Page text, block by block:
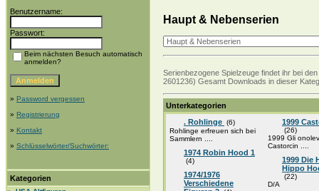
Benutzername:
Passwort:
Beim nächsten Besuch automatisch
anmelden?
» Password vergessen
» Registrierung
» Kontakt
» Schlüsselwörter/Suchwörter:
Kategorien
Haupt & Nebenserien
Serienbezogene Spielzeuge findet ihr bei
2601236) Gesamt Downloads in dieser
Unterkategorien
. Rohlinge (6)
Rohlinge erfreuen sich bei
Sammlern ....
1974 Robin Hood 1
(4)
1974/1976
Verschiedene
1999
(26)
1999 Gli
Castorcin ....
1999 Die
Hippo
(22)
D/A